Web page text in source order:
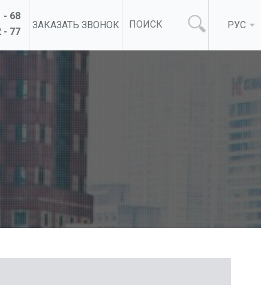
- 68
- 77
ЗАКАЗАТЬ ЗВОНОК РУС